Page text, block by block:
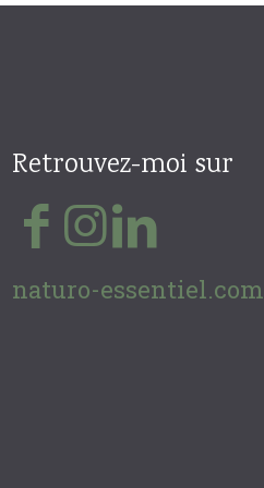
Retrouvez-moi sur
naturo-essentiel.com